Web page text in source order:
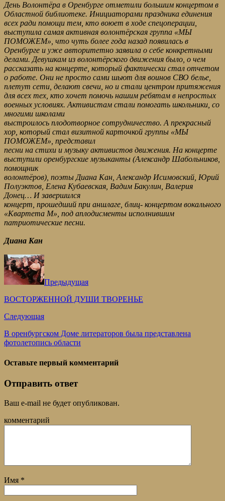
День Волонтёра в Оренбурге отметили большим концертом в
Областной библиотеке. Инициаторами праздника единения
всех ради помощи тем, кто воюет в ходе спецоперации,
выступила самая активная волонтёрская группа «МЫ
ПОМОЖЕМ», что чуть более года назад появилась в
Оренбурге и уже авторитетно заявила о себе конкретными
делами. Девушкам из волонтёрского движения было, о чем
рассказать на концерте, который фактически стал отчетом
о работе. Они не просто сами шьют для воинов СВО белье,
плетут сети, делают свечи, но и стали центром притяжения
для всех тех, кто хочет помочь нашим ребятам в непростых
военных условиях. Активистам стали помогать школьники, со
многими школами
выстроилось плодотворное сотрудничество. А прекрасный
хор, который стал визитной карточкой группы «МЫ
ПОМОЖЕМ», представил
песни на стихи и музыку активистов движения. На концерте
выступили оренбургские музыканты (Александр Шабольников,
помощник
волонтёров), поэты Диана Кан, Александр Исимовский, Юрий
Полуэктов, Елена Кубаевская, Вадим Бакулин, Валерия
Донец… И завершился
концерт, прошедший при аншлаге, блиц- концертом вокального
«Квартета М», под аплодисменты исполнившим
патриотические песни.
Диана Кан
Предыдущая
ВОСТОРЖЕННОЙ ДУШИ ТВОРЕНЬЕ
Следующая
В оренбургском Доме литераторов была представлена
фотолетопись области
Оставьте первый комментарий
Отправить ответ
Ваш e-mail не будет опубликован.
комментарий
Имя *